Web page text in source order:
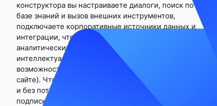
конструктора вы настраиваете диалоги, поиск по
базе знаний и вызов внешних инструментов,
подключаете корпоративные источники данных и
интеграции, чтобы собирать сервисных,
аналитических, голосовых и других
интеллектуальных агентов (конкретные
возможности и лимиты уточняйте на официальном
сайте). Чтобы делиться доступом к Haiva легально
и без потери контроля, используйте «аккаунт по
подписке + разделение обязанностей» как